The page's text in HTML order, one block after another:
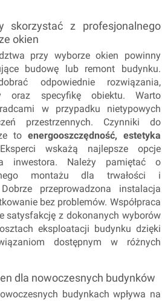
skorzystać z profesjonalnego
okien
przy wyborze okien powinny
budowę lub remont budynku.
odpowiednie rozwiązania,
oraz specyfikę obiektu. Warto
w przypadku nietypowych
przestrzennych. Czynniki do
to energooszczędność, estetyka
wskażą najlepsze opcje
inwestora. Należy pamiętać o
montażu dla trwałości i
przeprowadzona instalacja
bez problemów. Współpraca
satysfakcję z dokonanych wyborów
eksploatacji budynku dzięki
dostępnym w różnych
dla nowoczesnych budynków
budynkach wpływa na